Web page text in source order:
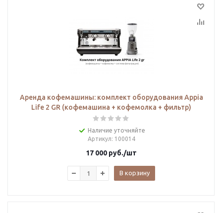
Аренда кофемашины: комплект оборудования Appia
Life 2 GR (кофемашина + кофемолка + фильтр)
Наличие уточняйте
Артикул: 100014
17 000 руб./шт
В корзину